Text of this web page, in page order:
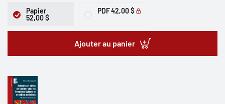
Papier
52,00 $
PDF42,00 $
Ajouter au panier